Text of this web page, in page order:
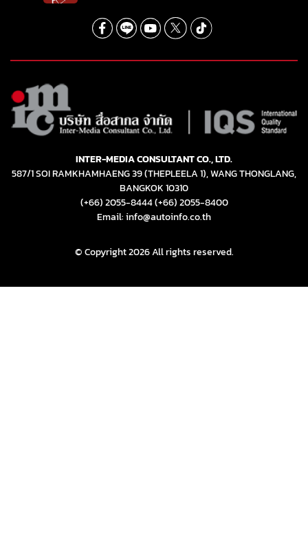
INTER-MEDIA CONSULTANT CO., LTD.
587/1 SOI RAMKHAMHAENG 39 (THEPLEELA 1), WANG THONGLANG,
BANGKOK 10310
(+66) 2055-8444(+66) 2055-8400
Email: info@autoinfo.co.th
© Copyright 2026 All rights reserved.